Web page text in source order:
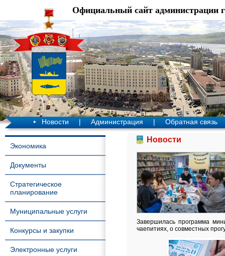
Официальный сайт администрации
Новости | Администрация | Обратная связь
Экономика
Документы
Стратегическое
планирование
Муниципальные услуги
Конкурсы и закупки
Электронные услуги
Новости
Завершилась программа
чаепитиях, о совместных